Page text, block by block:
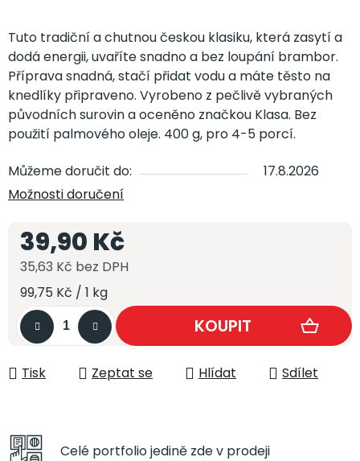
Tuto tradiční a chutnou českou klasiku, která zasytí a
dodá energii, uvaříte snadno a bez loupání brambor.
Příprava snadná, stačí přidat vodu a máte těsto na
knedlíky připraveno. Vyrobeno z pečlivě vybraných
původních surovin a oceněno značkou Klasa. Bez
použití palmového oleje. 400 g, pro 4-5 porcí.
Můžeme doručit do:
17.8.2026
Možnosti doručení
39,90 Kč
35,63 Kč bez DPH
Měrná cena:
99,75 Kč / 1 kg
Tisk Zeptat se Hlídat Sdílet
Celé portfoliojedině zde v prodeji